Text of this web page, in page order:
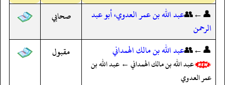
👤←👥عبد الله بن عمر العدوي، أبو عبد
الرحمن
صحابي
👤←👥عبد الله بن مالك الهمداني
عبد الله بن مالك الهمداني ← عبد الله بن
عمر العدوي
مقبول